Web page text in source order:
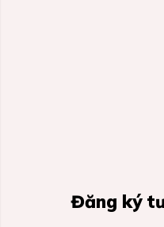
Đăng ký